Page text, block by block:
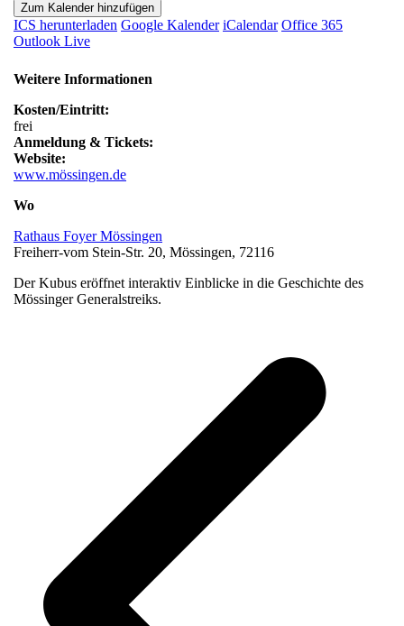
Zum Kalender hinzufügen
ICS herunterladen Google Kalender iCalendar Office 365
Outlook Live
Weitere Informationen
Kosten/Eintritt:
frei
Anmeldung & Tickets:
Website:
www.mössingen.de
Wo
Rathaus Foyer Mössingen
Freiherr-vom Stein-Str. 20, Mössingen, 72116
Der Kubus eröffnet interaktiv Einblicke in die Geschichte des
Mössinger Generalstreiks.